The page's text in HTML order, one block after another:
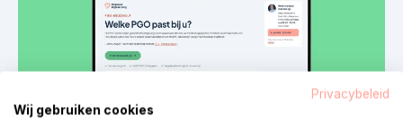
Privacybeleid
Wij gebruiken cookies